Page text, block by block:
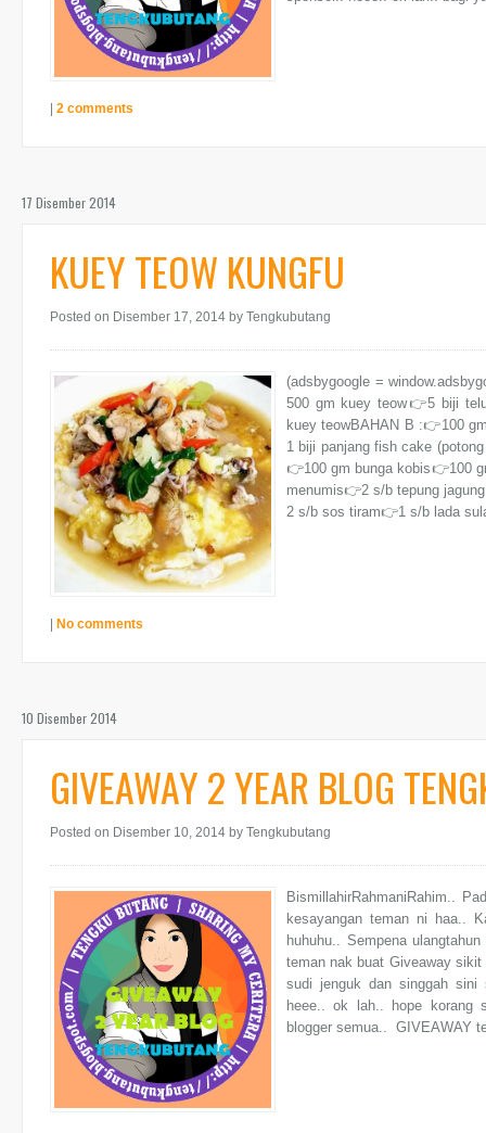
2 comments
17 Disember 2014
KUEY TEOW KUNGFU
Posted on Disember 17, 2014 by Tengkubutang
(adsbygoogle =
500 gm kuey teow👉5 biji
kuey teowBAHAN B :👉100
1 biji panjang fish cake
👉100 gm bunga kobis👉100
menumis👉2 s/b tepung
2 s/b sos tiram👉1 s/b lada
No comments
10 Disember 2014
GIVEAWAY 2 YEAR BLOG
Posted on Disember 10, 2014 by Tengkubutang
BismillahirRahmaniRahim..
kesayangan teman ni haa..
huhuhu.. Sempena
teman nak buat Giveaway
sudi jenguk dan singgah sini
heee.. ok lah.. hope korang
blogger semua.. GIVEAWAY